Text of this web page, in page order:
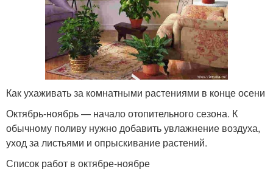
Как ухаживать за комнатными растениями в конце осени
Октябрь-ноябрь — начало отопительного сезона. К
обычному поливу нужно добавить увлажнение воздуха,
уход за листьями и опрыскивание растений.
Список работ в октябре-ноябре